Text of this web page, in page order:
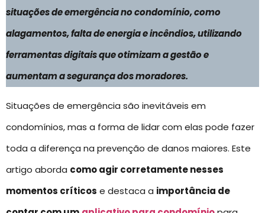
situações de emergência no condomínio, como
alagamentos, falta de energia e incêndios, utilizando
ferramentas digitais que otimizam a gestão e
aumentam a segurança dos moradores.
Situações de emergência são inevitáveis em
condomínios, mas a forma de lidar com elas pode fazer
toda a diferença na prevenção de danos maiores. Este
artigo aborda como agir corretamente nesses
momentos críticos e destaca a importância de